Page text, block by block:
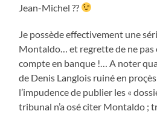
Jean-Michel ??
Je possède effectivement une
Montaldo… et regrette de ne pas
compte en banque !… A noter
de Denis Langlois ruiné en
l’impudence de publier les «
tribunal n’a osé citer Montaldo ;